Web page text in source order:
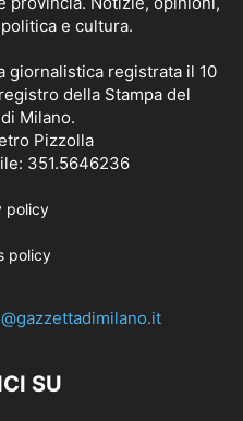
e cultura.
giornalistica registrata il 10
della Stampa del
Milano.
Pizzolla
351.5646236
policy
policy
SU